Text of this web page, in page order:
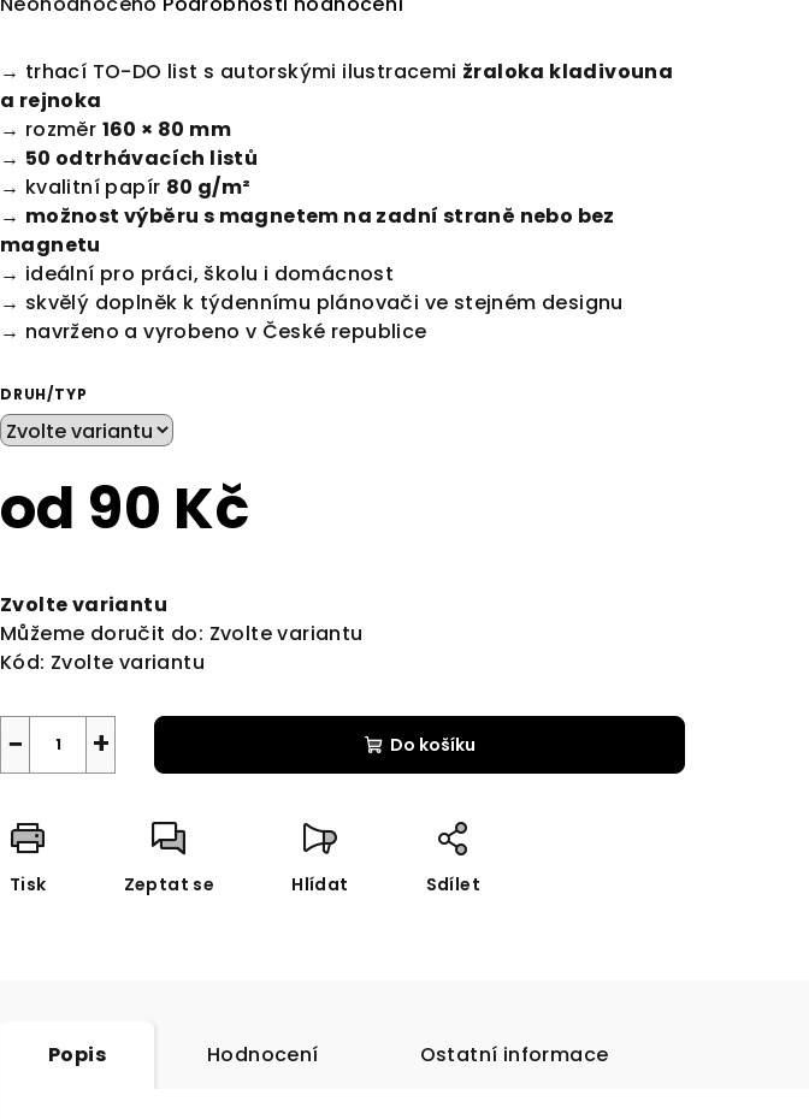
produktu
je
0,0
hvězdiček.
→ trhací TO-DO list s autorskými ilustracemi žraloka kladivouna
a rejnoka
→ rozměr 160 × 80 mm
→ 50 odtrhávacích listů
→ kvalitní papír 80 g/m²
→ možnost výběru s magnetem na zadní straně nebo bez
magnetu
→ ideální pro práci, školu i domácnost
→ skvělý doplněk k týdennímu plánovači ve stejném designu
→ navrženo a vyrobeno v České republice
DRUH/TYP
od 90 Kč
cena:
Zvolte variantu
Můžeme doručit do: Zvolte variantu
Kód: Zvolte variantu
+
− Do košíku
Tisk Zeptat se Hlídat Sdílet
Popis Hodnocení Ostatní informace